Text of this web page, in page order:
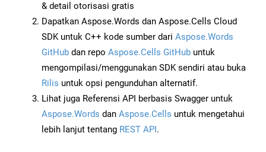
& detail otorisasi gratis
Dapatkan Aspose.Words dan Aspose.Cells Cloud
SDK untuk C++ kode sumber dari Aspose.Words
GitHub dan repo Aspose.Cells GitHub untuk
mengompilasi/menggunakan SDK sendiri atau buka
Rilis untuk opsi pengunduhan alternatif.
Lihat juga Referensi API berbasis Swagger untuk
Aspose.Words dan Aspose.Cells untuk mengetahui
lebih lanjut tentang REST API.